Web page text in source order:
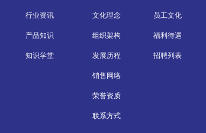
行业资讯
产品知识
知识学堂
文化理念
组织架构
发展历程
销售网络
荣誉资质
联系方式
员工文化
福利待遇
招聘列表